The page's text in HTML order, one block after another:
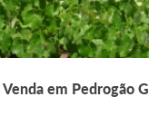
Moradia T2 para Venda em